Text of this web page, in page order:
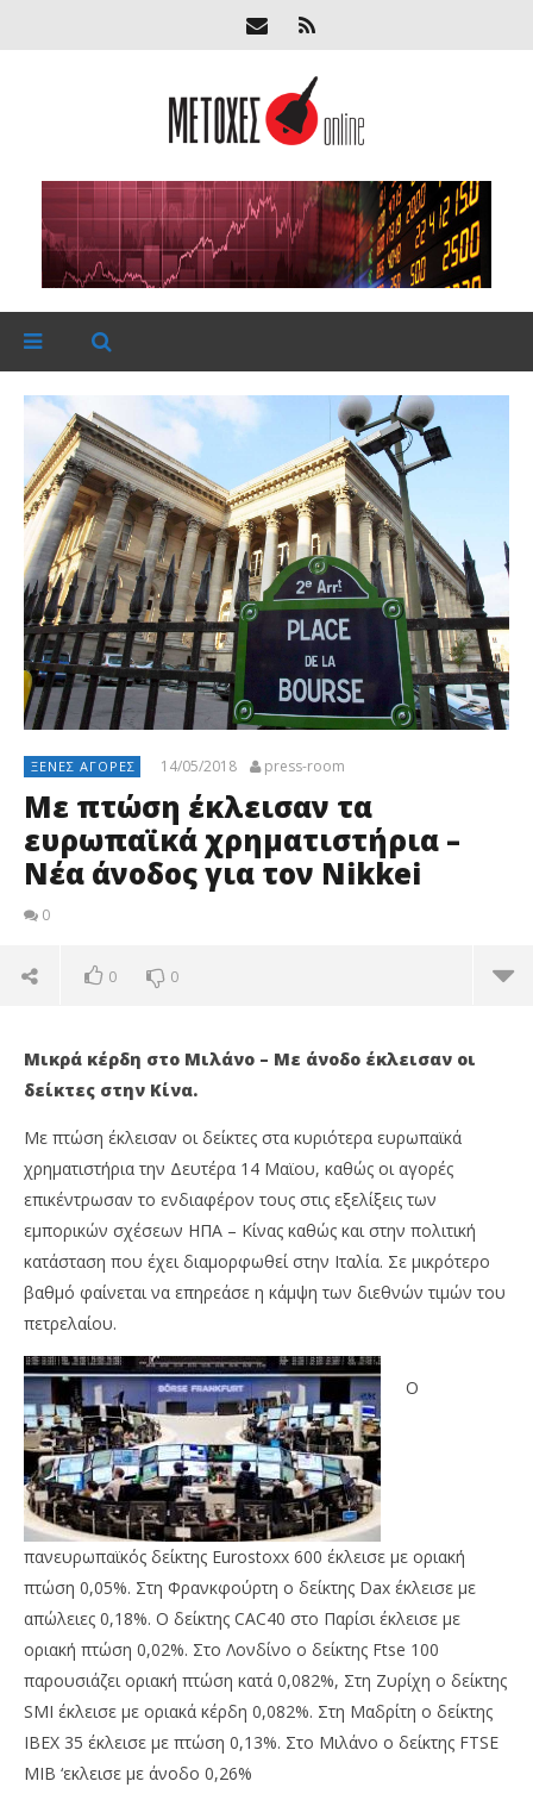
ΞΈΝΕΣ ΑΓΟΡΈΣ 14/05/2018 press-room
Με πτώση έκλεισαν τα
ευρωπαϊκά χρηματιστήρια –
Νέα άνοδος για τον Nikkei
0
0 0
Με πτώση έκλεισαν τα ευρωπαϊκά
χρηματιστήρια – Νέα άνοδος για τον Nikkei
14/05/2018
press-
room
Μικρά κέρδη στο Μιλάνο – Με άνοδο έκλεισαν οι
δείκτες στην Κίνα.
Με πτώση έκλεισαν οι δείκτες στα κυριότερα ευρωπαϊκά
χρηματιστήρια την Δευτέρα 14 Μαϊου, καθώς οι αγορές
επικέντρωσαν το ενδιαφέρον τους στις εξελίξεις των
εμπορικών σχέσεων ΗΠΑ – Κίνας καθώς και στην πολιτική
κατάσταση που έχει διαμορφωθεί στην Ιταλία. Σε μικρότερο
βαθμό φαίνεται να επηρεάσε η κάμψη των διεθνών τιμών του
πετρελαίου.
Ο
πανευρωπαϊκός δείκτης Eurostoxx 600 έκλεισε με οριακή
πτώση 0,05%. Στη Φρανκφούρτη ο δείκτης Dax έκλεισε με
απώλειες 0,18%. Ο δείκτης CAC40 στο Παρίσι έκλεισε με
οριακή πτώση 0,02%. Στο Λονδίνο ο δείκτης Ftse 100
παρουσιάζει οριακή πτώση κατά 0,082%, Στη Ζυρίχη ο δείκτης
SMI έκλεισε με οριακά κέρδη 0,082%. Στη Μαδρίτη ο δείκτης
IBEX 35 έκλεισε με πτώση 0,13%. Στο Μιλάνο ο δείκτης FTSE
MIB ‘εκλεισε με άνοδο 0,26%